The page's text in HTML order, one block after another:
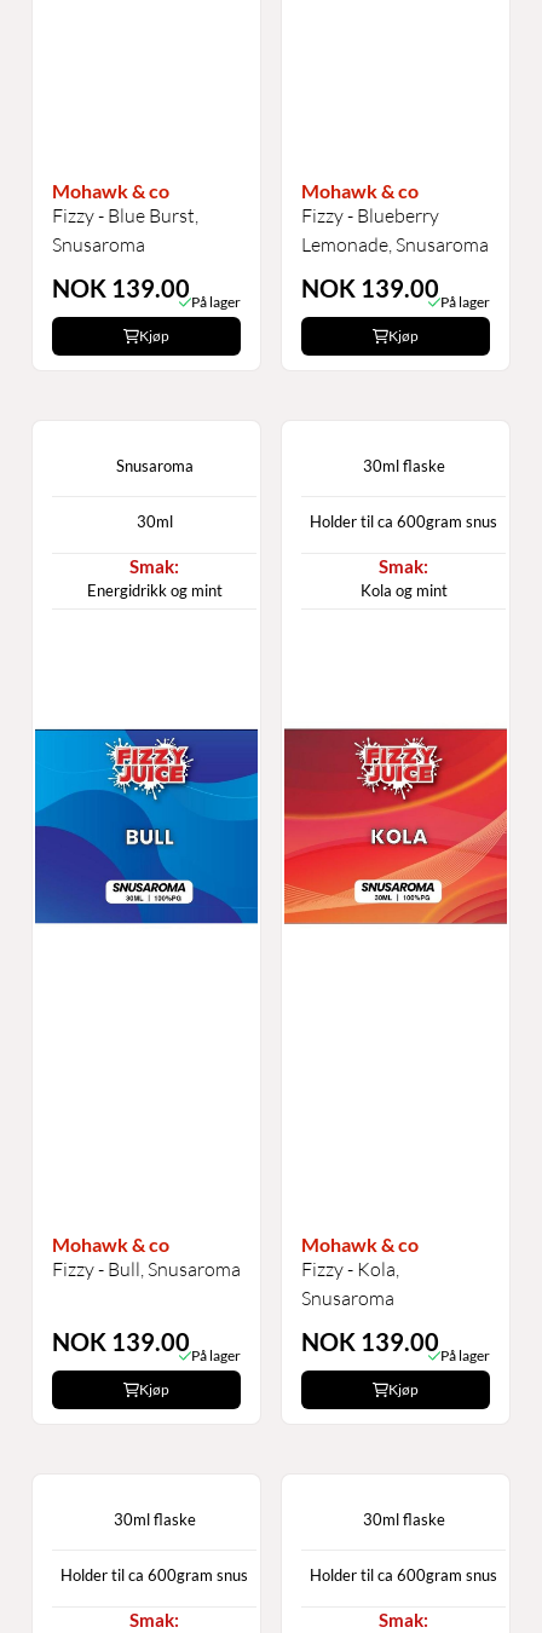
Mohawk & co
Fizzy - Blue Burst,
Snusaroma
NOK 139.00 På lager
Kjøp
Mohawk & co
Fizzy - Blueberry
Lemonade, Snusaroma
NOK 139.00 På lager
Kjøp
Mohawk & co
Fizzy - Bull, Snusaroma
NOK 139.00 På lager
Kjøp
Snusaroma
30ml
Energidrikk og mint
Mohawk & co
Fizzy - Kola,
Snusaroma
NOK 139.00 På lager
Kjøp
30ml flaske
Holder til ca 600gram snus
Kola og mint
30ml flaske
Holder til ca 600gram snus
30ml flaske
Holder til ca 600gram snus